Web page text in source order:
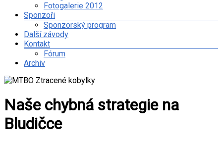
Fotogalerie 2012
Sponzoři
Sponzorský program
Další závody
Kontakt
Fórum
Archiv
Naše chybná strategie na
Bludičce